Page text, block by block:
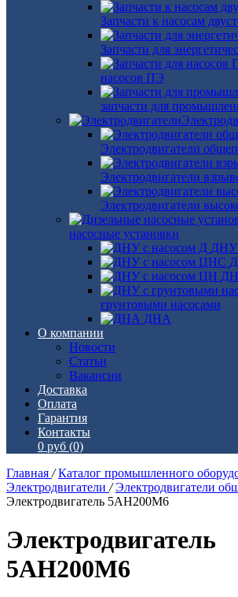
Запчасти к насосам
Запчасти для
насосов ПЭ
запчасти для
Электродвигатели
Электродвигатели
Электродвигатели
насосные установки
ДНУ
грунтовыми насосами
ДНА
О компании
Новости
Статьи
Вакансии
Доставка
Оплата
Гарантия
Контакты
0 руб (0)
Главная / Каталог промышленного
Электродвигатели / Электродвигатели
Электродвигатель 5АН200М6
Электродвигатель
5АН200М6